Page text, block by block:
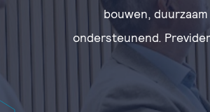
bouwen,
ondersteunend.